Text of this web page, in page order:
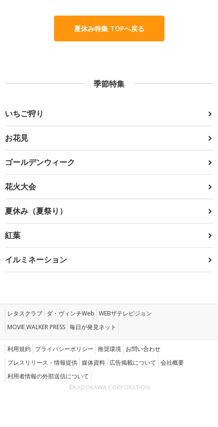
夏休み特集 TOPへ戻る
季節特集
いちご狩り
お花見
ゴールデンウィーク
花火大会
夏休み（夏祭り）
紅葉
イルミネーション
レタスクラブ ダ・ヴィンチWeb WEBザテレビジョン
MOVIE WALKER PRESS 毎日が発見ネット
利用規約 プライバシーポリシー 推奨環境 お問い合わせ
プレスリリース・情報提供 媒体資料 広告掲載について 会社概要
利用者情報の外部送信について
©KADOKAWA CORPORATION